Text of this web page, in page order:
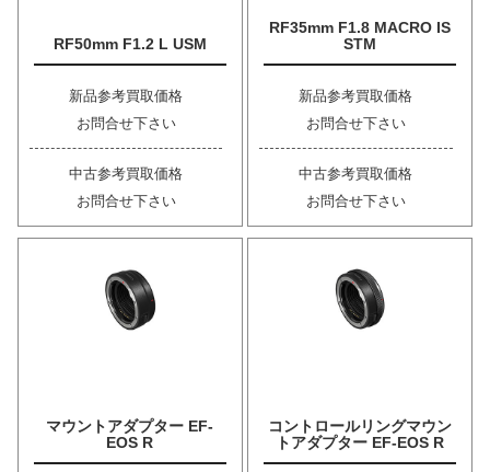
RF50mm F1.2 L USM
新品参考買取価格
お問合せ下さい
中古参考買取価格
お問合せ下さい
RF35mm F1.8 MACRO IS
STM
新品参考買取価格
お問合せ下さい
中古参考買取価格
お問合せ下さい
マウントアダプター EF-
EOS R
コントロールリングマウン
トアダプター EF-EOS R